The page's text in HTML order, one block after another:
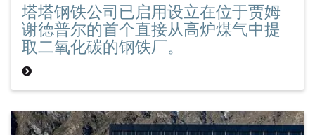
塔塔钢铁公司已启用设立在位于贾姆
谢德普尔的首个直接从高炉煤气中提
取二氧化碳的钢铁厂。